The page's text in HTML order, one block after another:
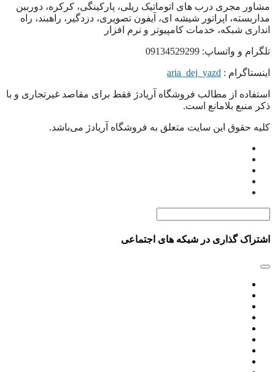
مشاور مجری درب های اتوماتیک ریلی، پارکینگی، کرکره، دوربین
مداربسته، اپراتور شیشه ای، آیفون تصویری، دزدگیر، راهبند، راه
انداری شبکه، خدمات کامپیوتر و نرم افزار
تلگرام و واتساپ: 09134529299
اینستاگرام : aria_dej_yazd
استفاده از مطالب فروشگاه آریادژ فقط برای مقاصد غیرتجاری و با
ذکر منبع بلامانع است.
کلیه حقوق این سایت متعلق به فروشگاه آریادژ می‌باشد.
اشتراک گذاری در شبکه های اجتماعی